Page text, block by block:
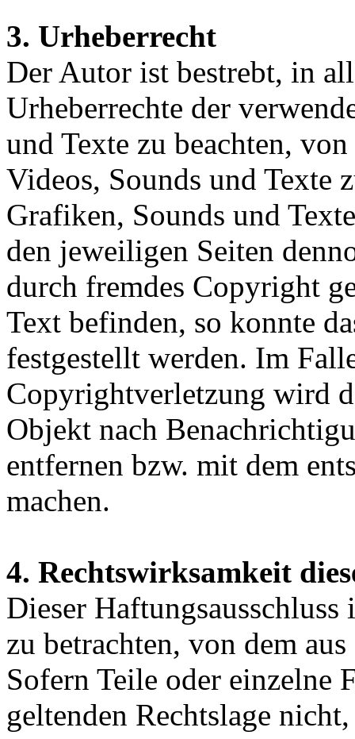
3. Urheberrecht
Der Autor ist bestrebt, in
Urheberrechte der
und Texte zu beachten,
Videos, Sounds und Texte
Grafiken, Sounds und
den jeweiligen Seiten
durch fremdes Copyright
Text befinden, so konnte
festgestellt werden. Im
Copyrightverletzung wird
Objekt nach
entfernen bzw. mit dem
machen.
4. Rechtswirksamkeit
Dieser Haftungsausschluss
zu betrachten, von dem
Sofern Teile oder einzelne
geltenden Rechtslage